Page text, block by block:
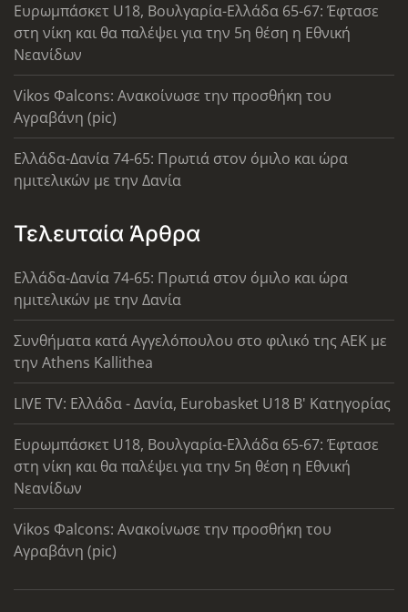
Ευρωμπάσκετ U18, Βουλγαρία-Ελλάδα 65-67: Έφτασε
στη νίκη και θα παλέψει για την 5η θέση η Εθνική
Νεανίδων
Vikos Φalcons: Ανακοίνωσε την προσθήκη του
Αγραβάνη (pic)
Ελλάδα-Δανία 74-65: Πρωτιά στον όμιλο και ώρα
ημιτελικών με την Δανία
Τελευταία Άρθρα
Ελλάδα-Δανία 74-65: Πρωτιά στον όμιλο και ώρα
ημιτελικών με την Δανία
Συνθήματα κατά Αγγελόπουλου στο φιλικό της ΑΕΚ με
την Athens Kallithea
LIVE TV: Ελλάδα - Δανία, Eurobasket U18 Β' Κατηγορίας
Ευρωμπάσκετ U18, Βουλγαρία-Ελλάδα 65-67: Έφτασε
στη νίκη και θα παλέψει για την 5η θέση η Εθνική
Νεανίδων
Vikos Φalcons: Ανακοίνωσε την προσθήκη του
Αγραβάνη (pic)